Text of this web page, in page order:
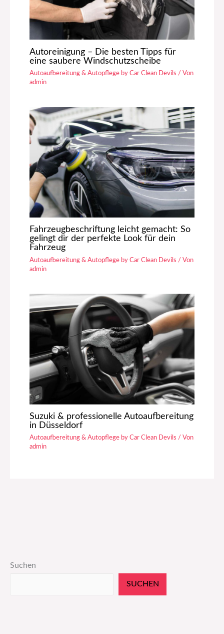
Autoreinigung – Die besten Tipps für
eine saubere Windschutzscheibe
Autoaufbereitung & Autopflege by Car Clean Devils / Von
admin
Fahrzeugbeschriftung leicht gemacht: So
gelingt dir der perfekte Look für dein
Fahrzeug
Autoaufbereitung & Autopflege by Car Clean Devils / Von
admin
Suzuki & professionelle Autoaufbereitung
in Düsseldorf
Autoaufbereitung & Autopflege by Car Clean Devils / Von
admin
Suchen
SUCHEN